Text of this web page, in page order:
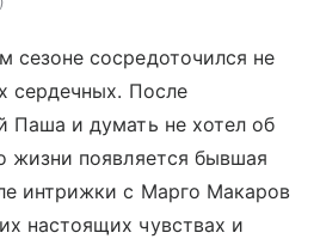
сезоне сосредоточился не
сердечных. После
Паша и думать не хотел об
жизни появляется бывшая
интрижки с Марго Макаров
настоящих чувствах и